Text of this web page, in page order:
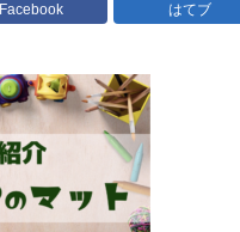
Facebook はてブ